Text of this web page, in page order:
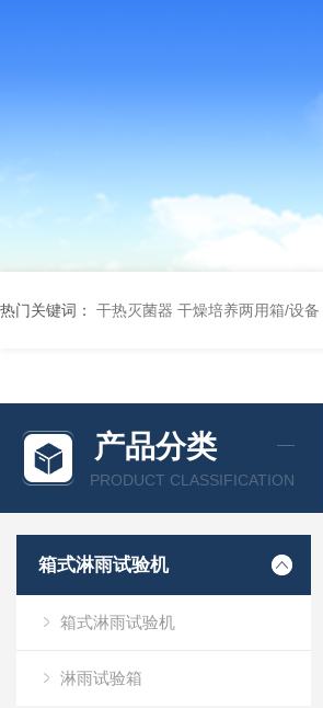
热门关键词： 干热灭菌器 干燥培养两用箱/设备
产品分类
PRODUCT CLASSIFICATION
箱式淋雨试验机
箱式淋雨试验机
淋雨试验箱